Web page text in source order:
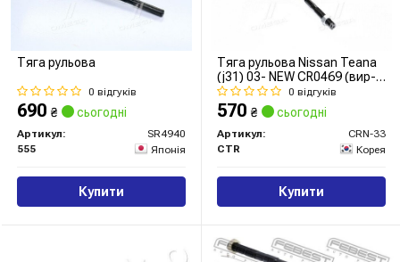
Тяга рульова
0 відгуків
690 ₴ сьогодні
Артикул:
SR4940
555
Японія
Купити
Тяга рульова Nissan Teana
(j31) 03- NEW CR0469 (вир-
во CTR)
0 відгуків
570 ₴ сьогодні
Артикул:
CRN-33
CTR
Корея
Купити